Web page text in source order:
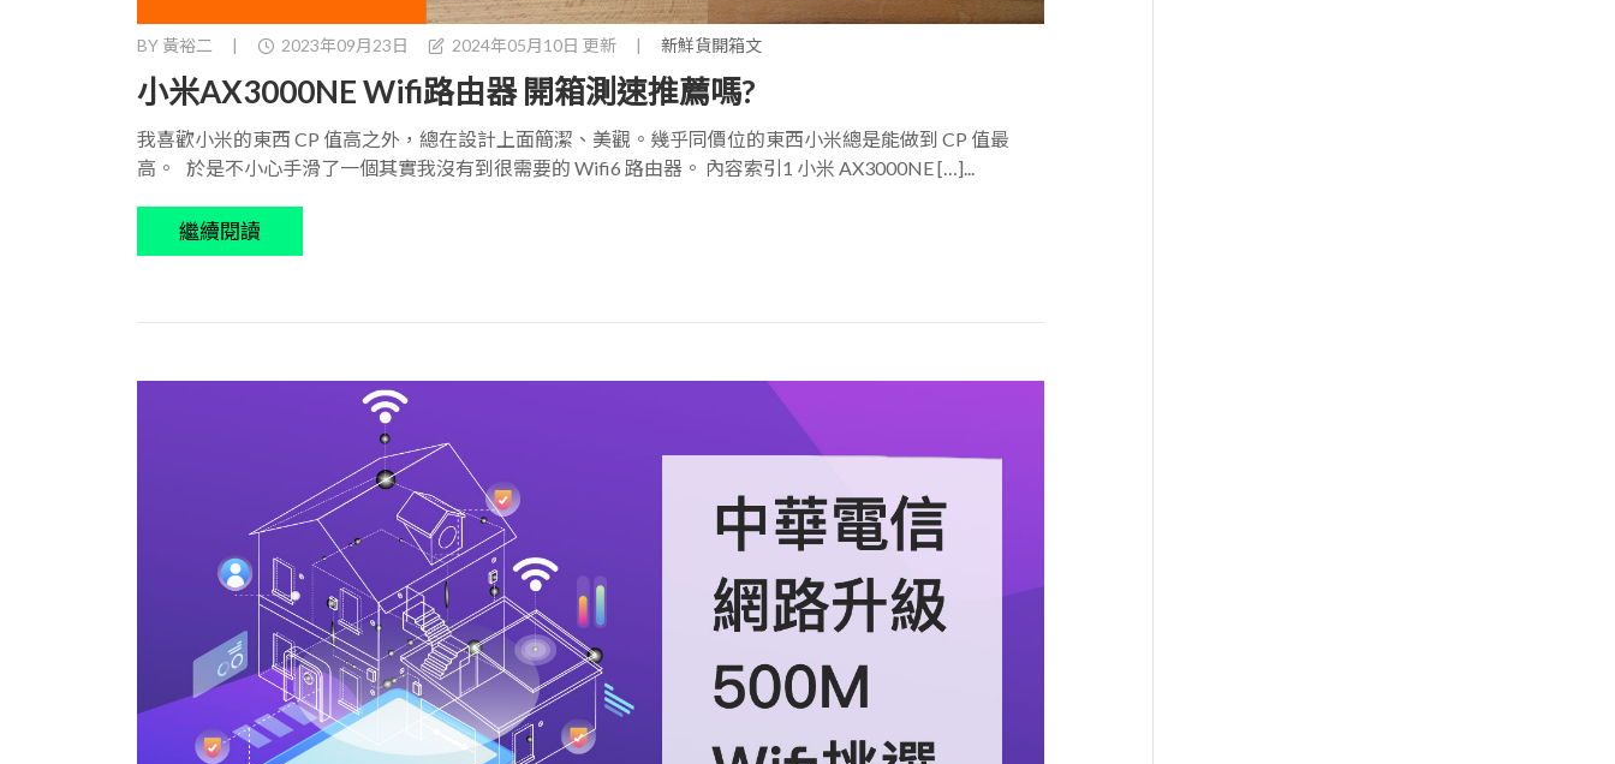
BY 黃裕二 2023年09月23日 2024年05月10日 更新 新鮮貨開箱文
小米AX3000NE Wifi路由器 開箱測速推薦嗎?
我喜歡小米的東西 CP 值高之外，總在設計上面簡潔、美觀。幾乎同價位的東西小米總是能做到 CP 值最
高。 於是不小心手滑了一個其實我沒有到很需要的 Wifi6 路由器。 內容索引1 小米 AX3000NE […]...
繼續閱讀